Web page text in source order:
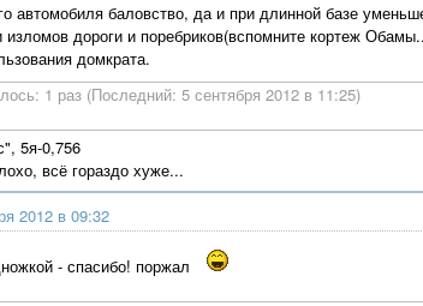
автомобиля баловство, да и при длинной базе
изломов дороги и поребриков(вспомните кортеж
домкрата.
1 раз (Последний: 5 сентября 2012 в 11:25)
5я-0,756
всё гораздо хуже...
2012 в 09:32
- спасибо! поржал